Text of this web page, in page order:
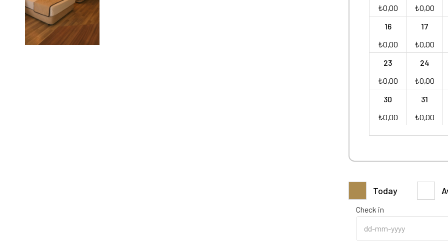
₺0,00
₺0,00
16
₺0,00
17
₺0,00
23
₺0,00
24
₺0,00
30
₺0,00
31
₺0,00
Today
Check in